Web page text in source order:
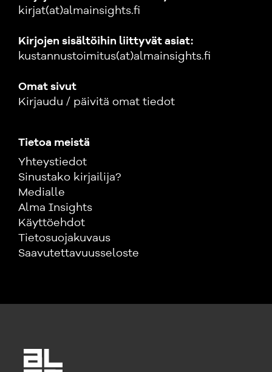
kirjat(at)almainsights.fi
Kirjojen sisältöihin liittyvät asiat:
kustannustoimitus(at)almainsights.fi
Omat sivut
Kirjaudu / päivitä omat tiedot
Tietoa meistä
Yhteystiedot
Sinustako kirjailija?
Medialle
Alma Insights
Käyttöehdot
Tietosuojakuvaus
Saavutettavuusseloste